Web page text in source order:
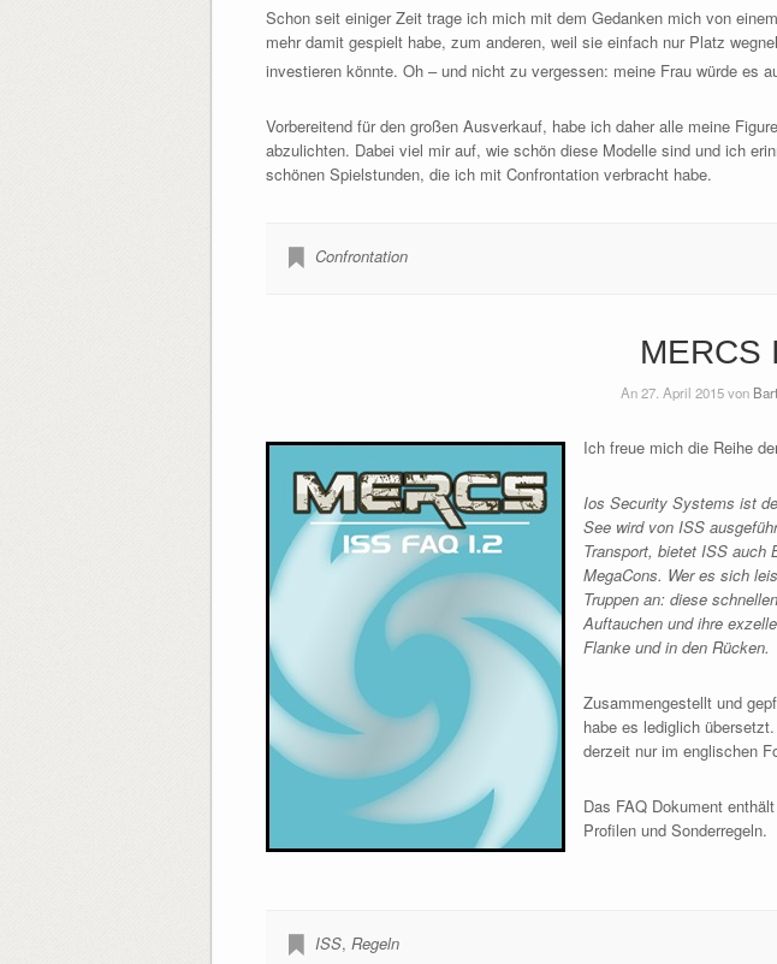
Schon seit einiger Zeit trage ich mich mit dem Gedanken mich von
mehr damit gespielt habe, zum anderen, weil sie einfach nur Platz
investieren könnte. Oh – und nicht zu vergessen: meine Frau würde es
Vorbereitend für den großen Ausverkauf, habe ich daher alle meine
abzulichten. Dabei viel mir auf, wie schön diese Modelle sind und ich
schönen Spielstunden, die ich mit Confrontation verbracht habe.
Confrontation
MERCS
An 27. April 2015 von
Ich freue mich die Reihe
Ios Security Systems ist
See wird von ISS
Transport, bietet ISS auch
MegaCons. Wer es sich
Truppen an: diese
Auftauchen und ihre
Flanke und in den Rücken.
Zusammengestellt und
habe es lediglich
derzeit nur im englischen
Das FAQ Dokument
Profilen und Sonderregeln.
ISS, Regeln